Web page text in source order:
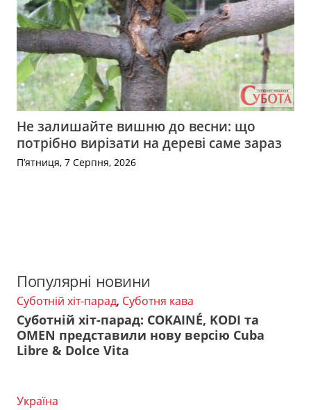
Не залишайте вишню до весни: що
потрібно вирізати на дереві саме зараз
П’ятниця, 7 Серпня, 2026
Популярні новини
Суботній хіт-парад, Суботня кава
Суботній хіт-парад: COKAINÉ, KODI та
OMEN представили нову версію Cuba
Libre & Dolce Vita
Україна